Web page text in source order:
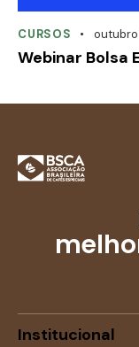
CURSOS outubro
Webinar Bolsa
Institucional